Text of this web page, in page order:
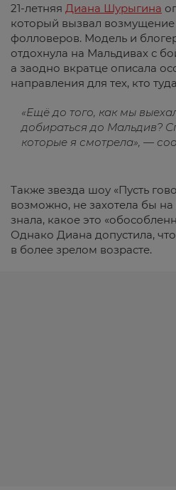
21-летняя Диана Шурыгина
который вызвал возмущение
фолловеров. Модель и
отдохнула на Мальдивах с
а заодно вкратце описала
направления для тех, кто
«Ещё до того, как мы
добираться до Мальдив?
которые я смотрела», —
Также звезда шоу «Пусть
возможно, не захотела бы
знала, какое это
Однако Диана допустила,
в более зрелом возрасте.